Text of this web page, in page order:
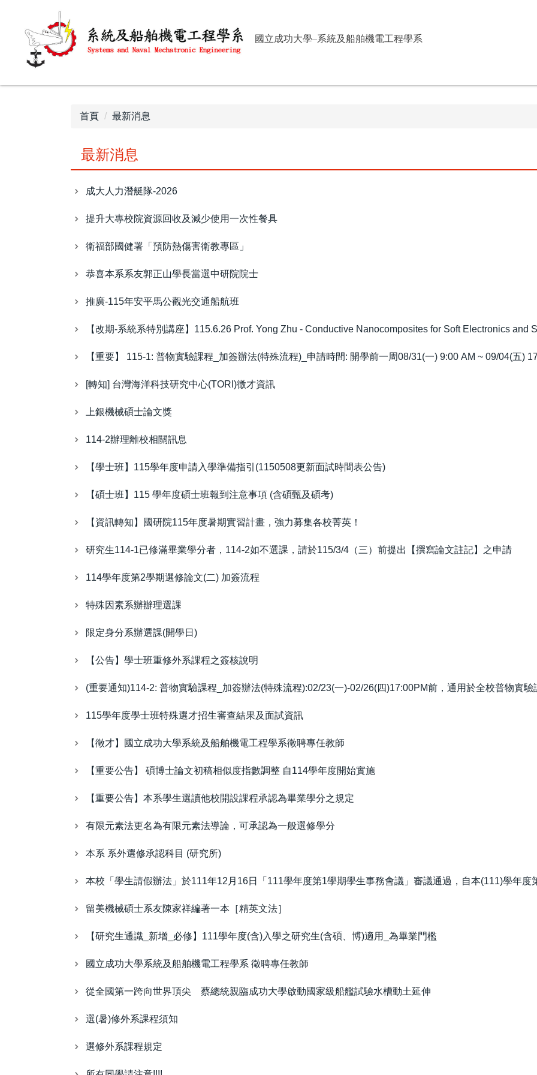
國立成功大學–系統及船舶機電工程學系
首頁 最新消息
最新消息
成大人力潛艇隊-2026
提升大專校院資源回收及減少使用一次性餐具
衛福部國健署「預防熱傷害衛教專區」
恭喜本系系友郭正山學長當選中研院院士
推廣-115年安平馬公觀光交通船航班
【改期-系統系特別講座】115.6.26 Prof. Yong Zhu - Conductive Nanocomposites for Soft Electronics and
【重要】 115-1: 普物實驗課程_加簽辦法(特殊流程)_申請時間: 開學前一周08/31(一) 9:00 AM ~ 09/04(五)
[轉知] 台灣海洋科技研究中心(TORI)徵才資訊
上銀機械碩士論文獎
114-2辦理離校相關訊息
【學士班】115學年度申請入學準備指引(1150508更新面試時間表公告)
【碩士班】115 學年度碩士班報到注意事項 (含碩甄及碩考)
【資訊轉知】國研院115年度暑期實習計畫，強力募集各校菁英！
研究生114-1已修滿畢業學分者，114-2如不選課，請於115/3/4（三）前提出【撰寫論文註記】之申請
114學年度第2學期選修論文(二) 加簽流程
特殊因素系辦辦理選課
限定身分系辦選課(開學日)
【公告】學士班重修外系課程之簽核說明
(重要通知)114-2: 普物實驗課程_加簽辦法(特殊流程):02/23(一)-02/26(四)17:00PM前，通用於全校普物實驗
115學年度學士班特殊選才招生審查結果及面試資訊
【徵才】國立成功大學系統及船舶機電工程學系徵聘專任教師
【重要公告】 碩博士論文初稿相似度指數調整 自114學年度開始實施
【重要公告】本系學生選讀他校開設課程承認為畢業學分之規定
有限元素法更名為有限元素法導論，可承認為一般選修學分
本系 系外選修承認科目 (研究所)
本校「學生請假辦法」於111年12月16日「111學年度第1學期學生事務會議」審議通過，自本(111)學年度
留美機械碩士系友陳家祥編著一本［精英文法］
【研究生通識_新增_必修】111學年度(含)入學之研究生(含碩、博)適用_為畢業門檻
國立成功大學系統及船舶機電工程學系 徵聘專任教師
從全國第一跨向世界頂尖 蔡總統親臨成功大學啟動國家級船艦試驗水槽動土延伸
選(暑)修外系課程須知
選修外系課程規定